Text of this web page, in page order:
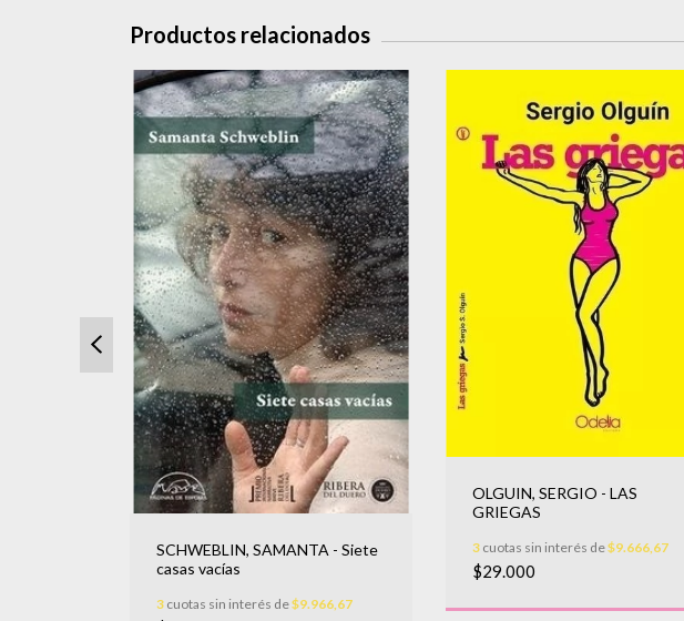
Productos relacionados
SCHWEBLIN, SAMANTA - Siete
casas vacías
3 cuotas sin interés de$9.966,67
OLGUIN, SERGIO - LAS
GRIEGAS
3 cuotas sin interés de$9.666,67
$29.000